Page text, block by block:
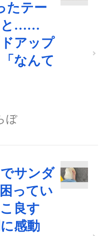
たテー
と……
アップ
なんて
ぼ
サンダ
ってい
良す
感動